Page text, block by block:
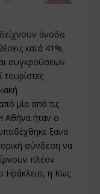
άνοδο
κατά 41%.
συγκρούσεων
τουρίστες
μία από τις
Αθήνα ήταν ο
ξανά
σύνδεση να
πλέον
Ηράκλειο, η Κως